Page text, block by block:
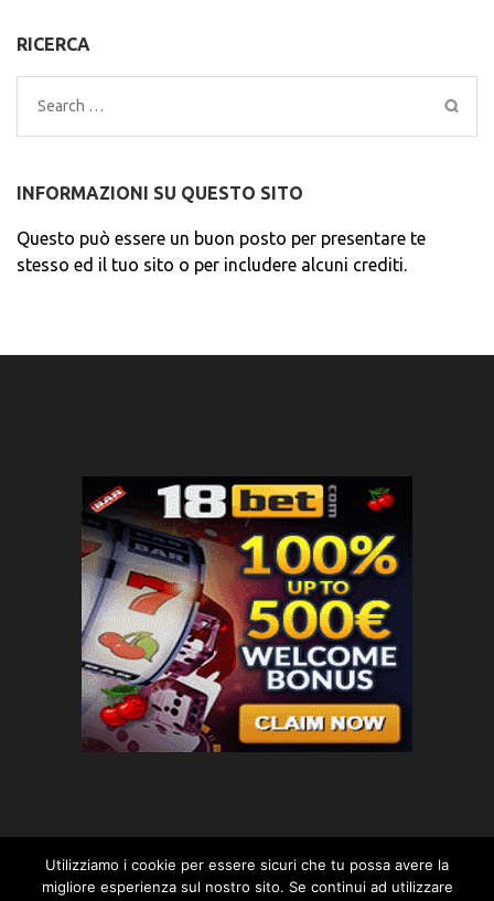
RICERCA
Search
for:
INFORMAZIONI SU QUESTO SITO
Questo può essere un buon posto per presentare te
stesso ed il tuo sito o per includere alcuni crediti.
Utilizziamo i cookie per essere sicuri che tu possa avere la
migliore esperienza sul nostro sito. Se continui ad utilizzare